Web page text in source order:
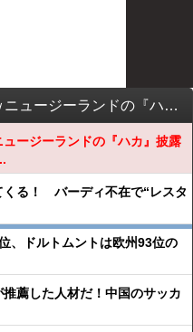
【動画】ミラン酷すぎｗｗｗｗニュージーランドの『ハカ』披露のミランに落胆の声「こんなサイテーなもんを見せられるなんて目を疑う」
ュージーランドの『ハカ』披露
くる！ バーディ不在で“レスタ
、ドルトムントは欧州93位の
薦した人材だ！中国のサッカ